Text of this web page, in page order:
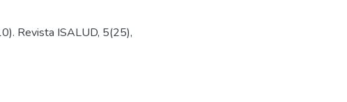
Revista ISALUD, 5(25),